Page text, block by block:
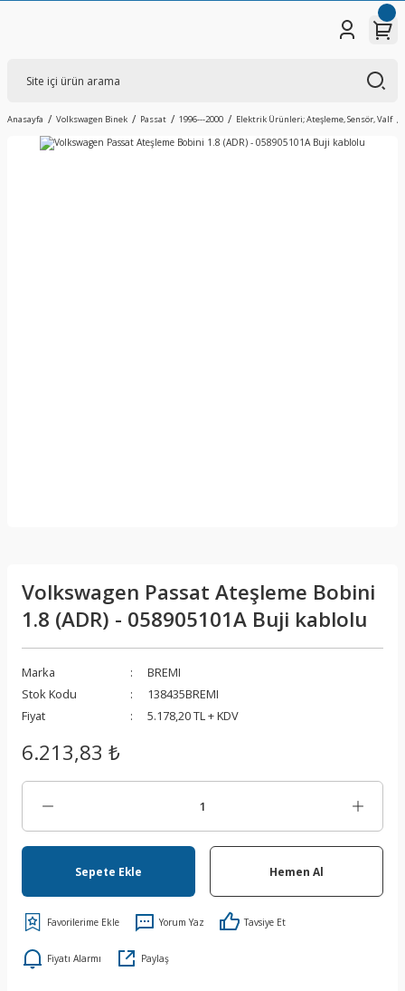
Anasayfa Volkswagen Binek Passat 1996---2000 Elektrik Ürünleri; Ateşleme, Sensör, Valf
Volkswagen Passat Ateşleme Bobini
1.8 (ADR) - 058905101A Buji kablolu
Marka
BREMI
Stok Kodu
138435BREMI
Fiyat
5.178,20 TL + KDV
6.213,83 ₺
Sepete Ekle Hemen Al
Yorum Yaz Tavsiye Et
Fiyatı Alarmı Paylaş